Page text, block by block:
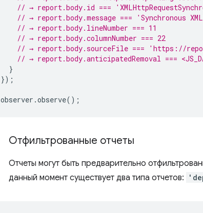
// → report.body.id ===
// → report.body.message === 'Synchronous
// → report.body.lineNumber === 11
// → report.body.columnNumber === 22
// → report.body.sourceFile === 'https://
// → report.body.anticipatedRemoval ===
}
});
observer .observe();
Отфильтрованные отчеты
Отчеты могут быть предварительно
данный момент существует два типа отчетов: